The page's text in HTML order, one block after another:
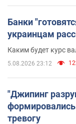
Банки
украинцам
Каким будет курс
5.08.2026 23:12
"Джипинг
формировались
тревогу